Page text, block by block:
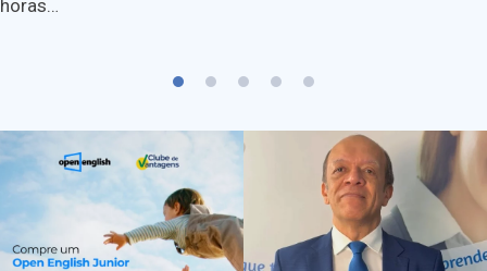
horas…